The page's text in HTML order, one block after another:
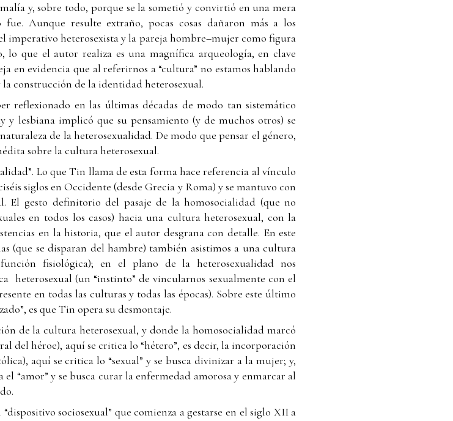
y, sobre todo, porque se la sometió y convirtió en una mera
Aunque resulte extraño, pocas cosas dañaron más a los
imperativo heterosexista y la pareja hombre–mujer como figura
lo que el autor realiza es una magnífica arqueología, en clave
en evidencia que al referirnos a “cultura” no estamos hablando
construcción de la identidad heterosexual.
reflexionado en las últimas décadas de modo tan sistemático
y lesbiana implicó que su pensamiento (y de muchos otros) se
de la heterosexualidad. De modo que pensar el género,
sobre la cultura heterosexual.
Lo que Tin llama de esta forma hace referencia al vínculo
siglos en Occidente (desde Grecia y Roma) y se mantuvo con
El gesto definitorio del pasaje de la homosocialidad (que no
en todos los casos) hacia una cultura heterosexual, con la
en la historia, que el autor desgrana con detalle. En este
(que se disparan del hambre) también asistimos a una cultura
fisiológica); en el plano de la heterosexualidad nos
heterosexual (un “instinto” de vincularnos sexualmente con el
en todas las culturas y todas las épocas). Sobre este último
es que Tin opera su desmontaje.
de la cultura heterosexual, y donde la homosocialidad marcó
del héroe), aquí se critica lo “hétero”, es decir, la incorporación
aquí se critica lo “sexual” y se busca divinizar a la mujer; y,
“amor” y se busca curar la enfermedad amorosa y enmarcar al
sociosexual” que comienza a gestarse en el siglo XII a